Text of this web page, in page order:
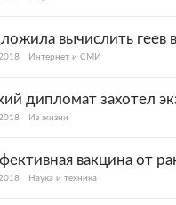
вычислить геев
Интернет и СМИ
дипломат захотел
Из жизни
вакцина от
Наука и техника